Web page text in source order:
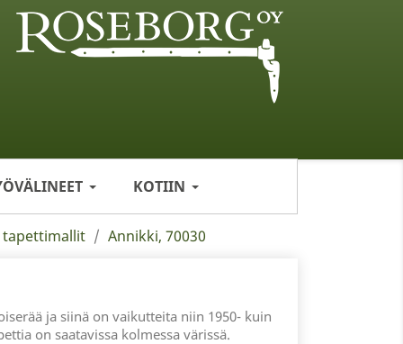
KOTIIN
tapettimallit Annikki, 70030
ja siinä on vaikutteita niin 1950- kuin
on saatavissa kolmessa värissä.